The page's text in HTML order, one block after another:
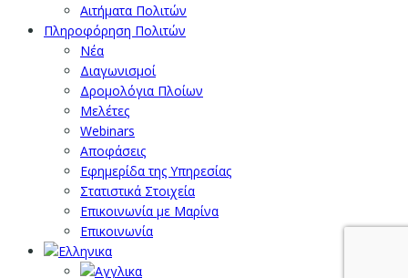
Αιτήματα Πολιτών
Πληροφόρηση Πολιτών
Νέα
Διαγωνισμοί
Δρομολόγια Πλοίων
Μελέτες
Webinars
Αποφάσεις
Εφημερίδα της Υπηρεσίας
Στατιστικά Στοιχεία
Επικοινωνία με Μαρίνα
Επικοινωνία